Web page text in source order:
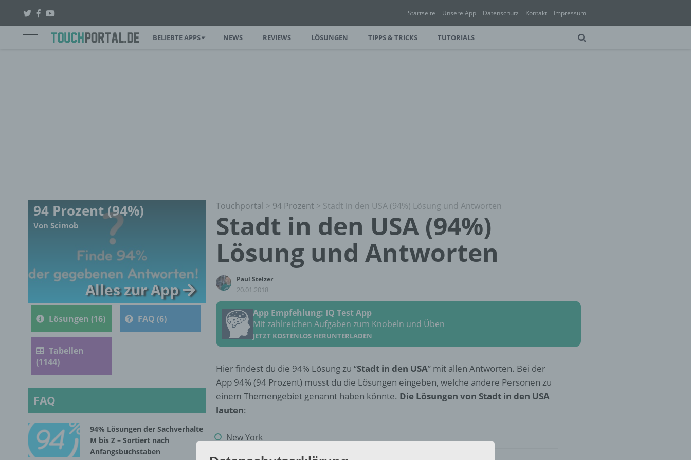
Startseite Unsere App Datenschutz Kontakt Impressum
BELIEBTE APPS NEWS REVIEWS LÖSUNGEN TIPPS & TRICKS TUTORIALS
Touchportal > 94 Prozent > Stadt in den USA (94%) Lösung und Antworten
Stadt in den USA (94%)
Lösung und Antworten
Paul Stelzer
20.01.2018
App Empfehlung: IQ Test App
Mit zahlreichen Aufgaben zum Knobeln und Üben
JETZT KOSTENLOS HERUNTERLADEN
Hier findest du die 94% Lösung zu “Stadt in den USA” mit allen Antworten. Bei der
App 94% (94 Prozent) musst du die Lösungen eingeben, welche andere Personen zu
einem Themengebiet genannt haben könnte. Die Lösungen von Stadt in den USA
lauten:
New York
94 Prozent (94%)
Von Scimob
Alles zur App
Lösungen (16) FAQ (6)
Tabellen
(1144)
FAQ
94% Lösungen der Sachverhalte
M bis Z – Sortiert nach
Anfangsbuchstaben